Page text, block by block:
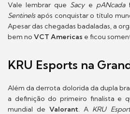
Vale lembrar que Sacy e pANcada
Sentinelsapós conquistar o título
Apesar das chegadas badaladas, a
bem no VCT Americas e ficou
KRU Esports na
Além da derrota dolorida da dupla
a definição do primeiro finalista e
mundial deValorant. A KRU